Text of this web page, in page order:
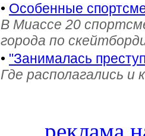
• Особенные
В Миассе 20
города по
• "Занималась
Где располагались и